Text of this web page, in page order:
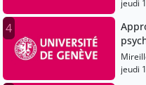
jeudi
4
jeudi